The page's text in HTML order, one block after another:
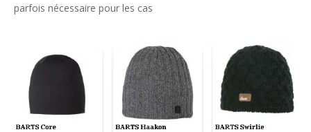
parfois nécessaire pour les cas